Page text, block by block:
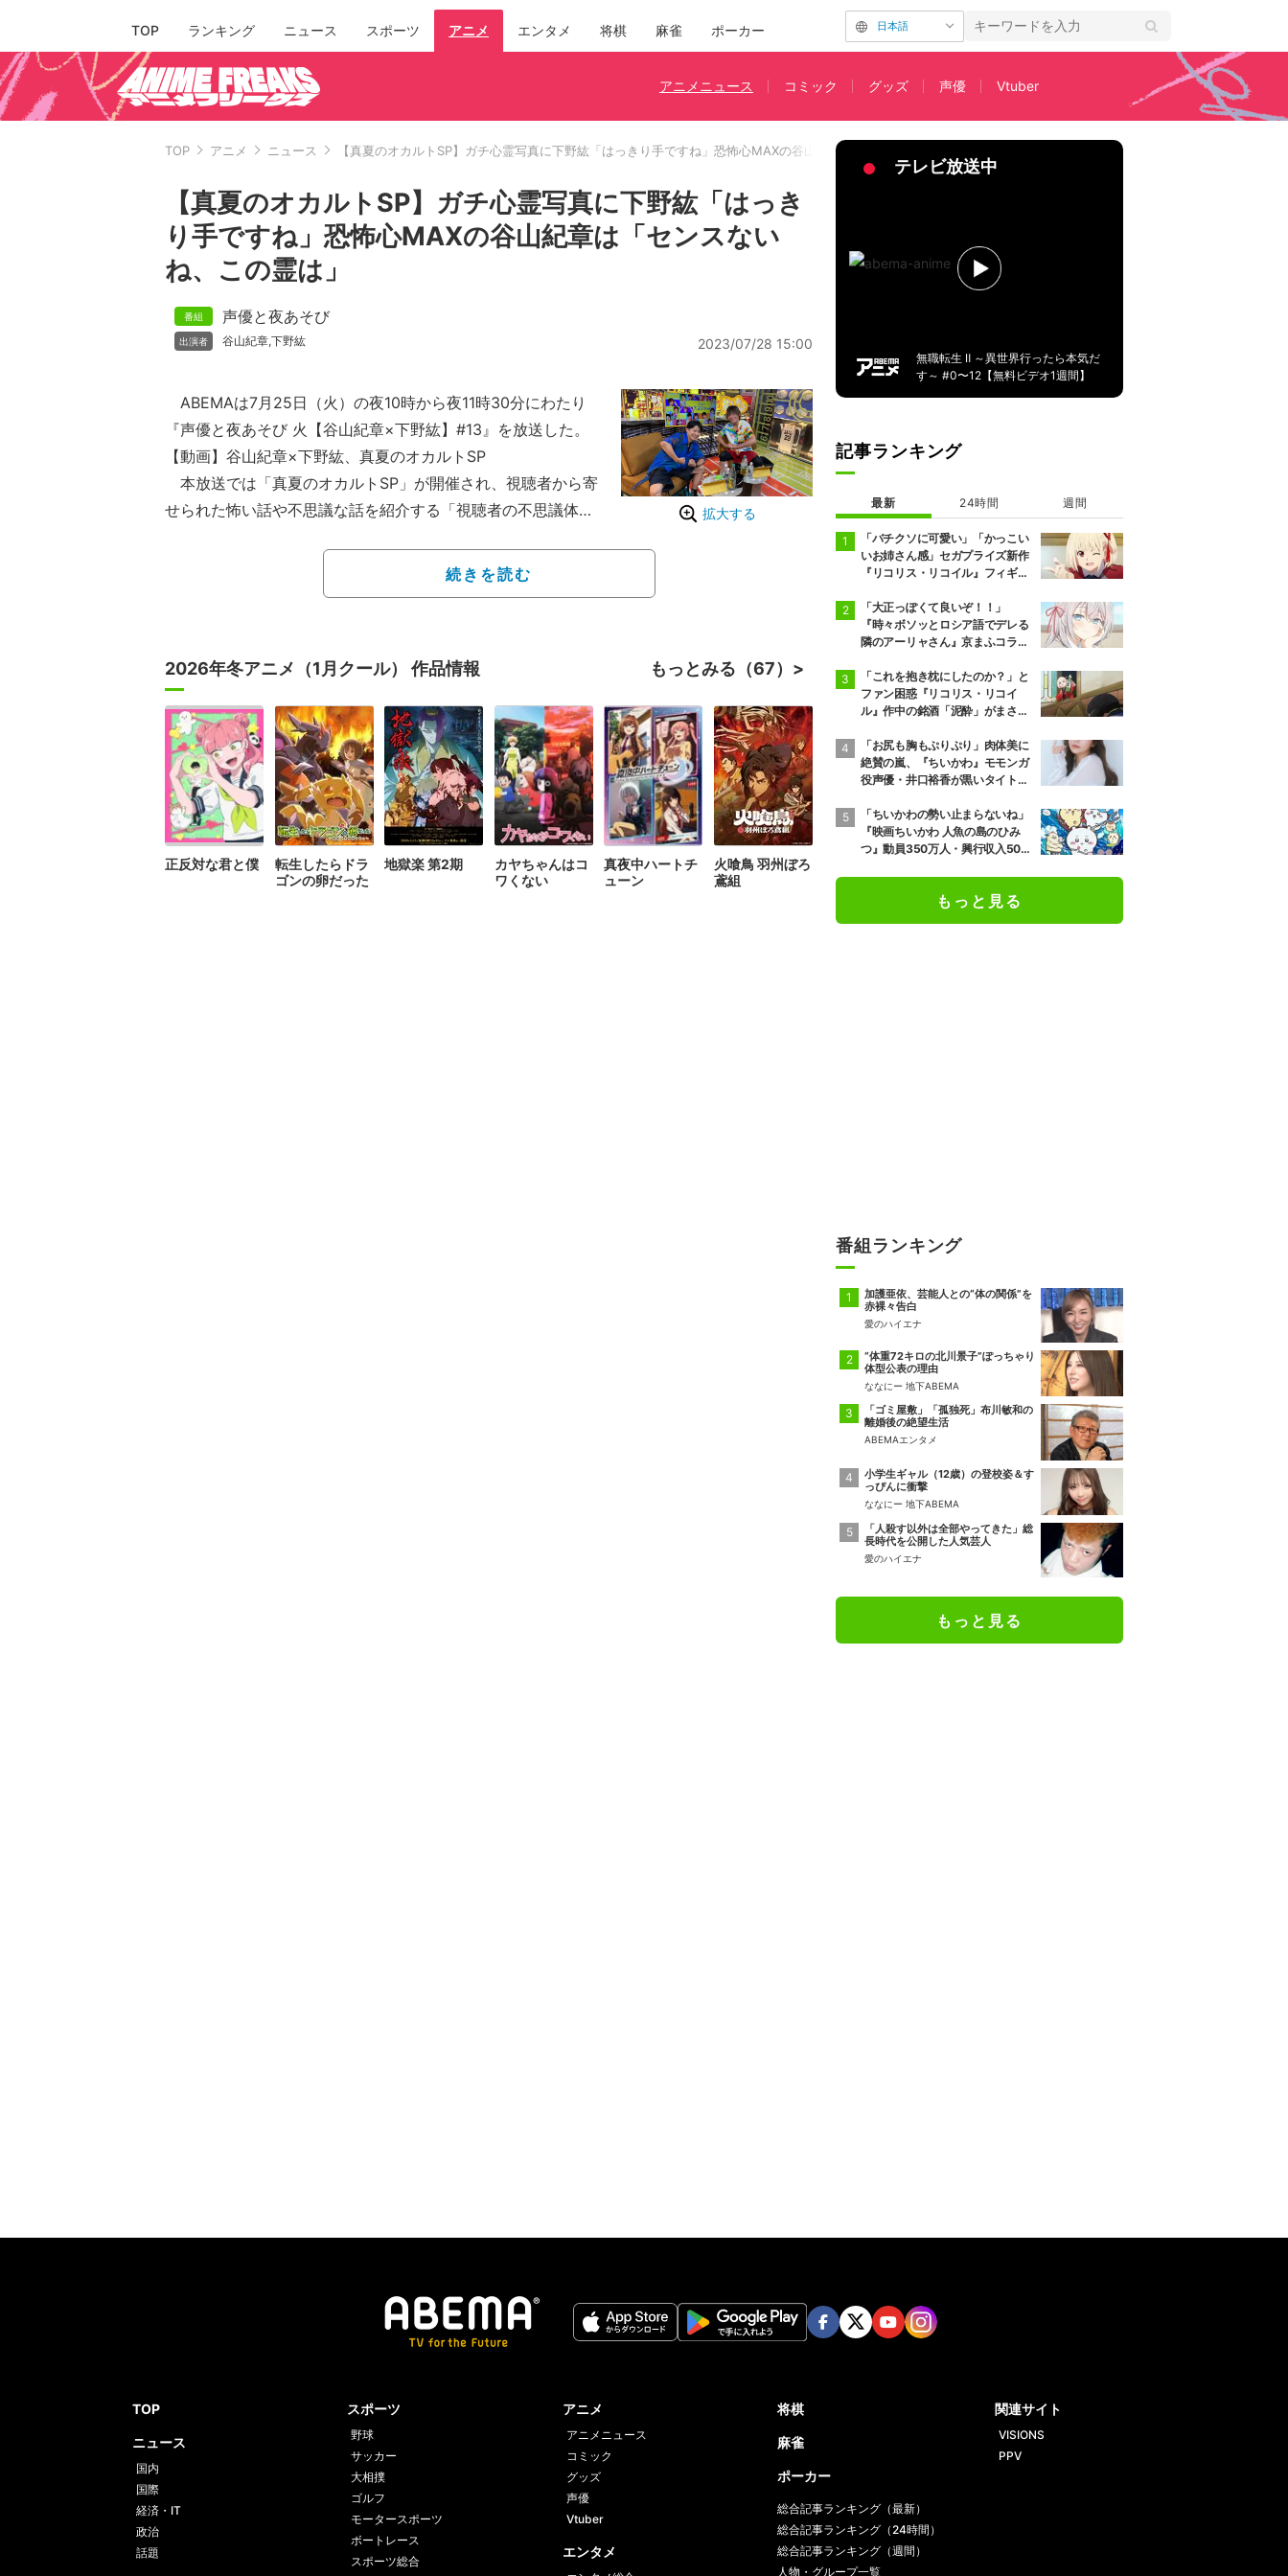
TOP ランキング ニュース スポーツ アニメ エンタメ 将棋 麻雀 ポーカー 日本語
アニメニュース コミック グッズ 声優 Vtuber
TOP アニメ ニュース 【真夏のオカルトSP】ガチ心霊写真に下野紘「はっきり手ですね」恐怖心MAXの谷山紀章は「センスないね、この霊は」
【真夏のオカルトSP】ガチ心霊写真に下野紘「はっき
り手ですね」恐怖心MAXの谷山紀章は「センスない
ね、この霊は」
声優と夜あそび
谷山紀章,下野紘 2023/07/28 15:00
拡大する
ABEMAは7月25日（火）の夜10時から夜11時30分にわたり
『声優と夜あそび 火【谷山紀章×下野紘】#13』を放送した。
【動画】谷山紀章×下野紘、真夏のオカルトSP
本放送では「真夏のオカルトSP」が開催され、視聴者から寄
せられた怖い話や不思議な話を紹介する「視聴者の不思議体
日回の内容を考える「紀章さんの誕生日ナニする会議！」など
のコーナーも実施された。
続きを読む
2026年冬アニメ（1月クール） 作品情報 もっとみる（67）
正反対な君と僕
転生したらドラ
ゴンの卵だった
地獄楽 第2期
カヤちゃんはコ
ワくない
真夜中ハートチ
ューン
火喰鳥 羽州ぼろ
鳶組
テレビ放送中
無職転生 Ⅱ ～異世界行ったら本気だ
す～ #0〜12【無料ビデオ1週間】
記事ランキング
最新 24時間 週間
「バチクソに可愛い」「かっこい
いお姉さん感」セガプライズ新作
『リコリス・リコイル』フィギュ
「大正っぽくて良いぞ！！」
『時々ボソッとロシア語でデレる
隣のアーリャさん』京まふコラボ
「これを抱き枕にしたのか？」と
ファン困惑『リコリス・リコイ
ル』作中の銘酒「泥酔」がまさか
「お尻も胸もぷりぷり」肉体美に
絶賛の嵐、『ちいかわ』モモンガ
役声優・井口裕香が黒いタイトウ
「ちいかわの勢い止まらないね」
『映画ちいかわ 人魚の島のひみ
つ』動員350万人・興行収入50億
もっと見る
番組ランキング
加護亜依、芸能人との“体の関係”を
赤裸々告白
愛のハイエナ
“体重72キロの北川景子”ぽっちゃり
体型公表の理由
ななにー 地下ABEMA
「ゴミ屋敷」「孤独死」布川敏和の
離婚後の絶望生活
ABEMAエンタメ
小学生ギャル（12歳）の登校姿＆す
っぴんに衝撃
ななにー 地下ABEMA
「人殺す以外は全部やってきた」総
長時代を公開した人気芸人
愛のハイエナ
もっと見る
TOP
ニュース
国内
国際
経済・IT
政治
話題
スポーツ
野球
サッカー
大相撲
ゴルフ
モータースポーツ
ボートレース
スポーツ総合
アニメ
アニメニュース
コミック
グッズ
声優
Vtuber
エンタメ
将棋
麻雀
ポーカー
総合記事ランキング（最新）
総合記事ランキング（24時間）
総合記事ランキング（週間）
人物・グループ一覧
関連サイト
VISIONS
PPV